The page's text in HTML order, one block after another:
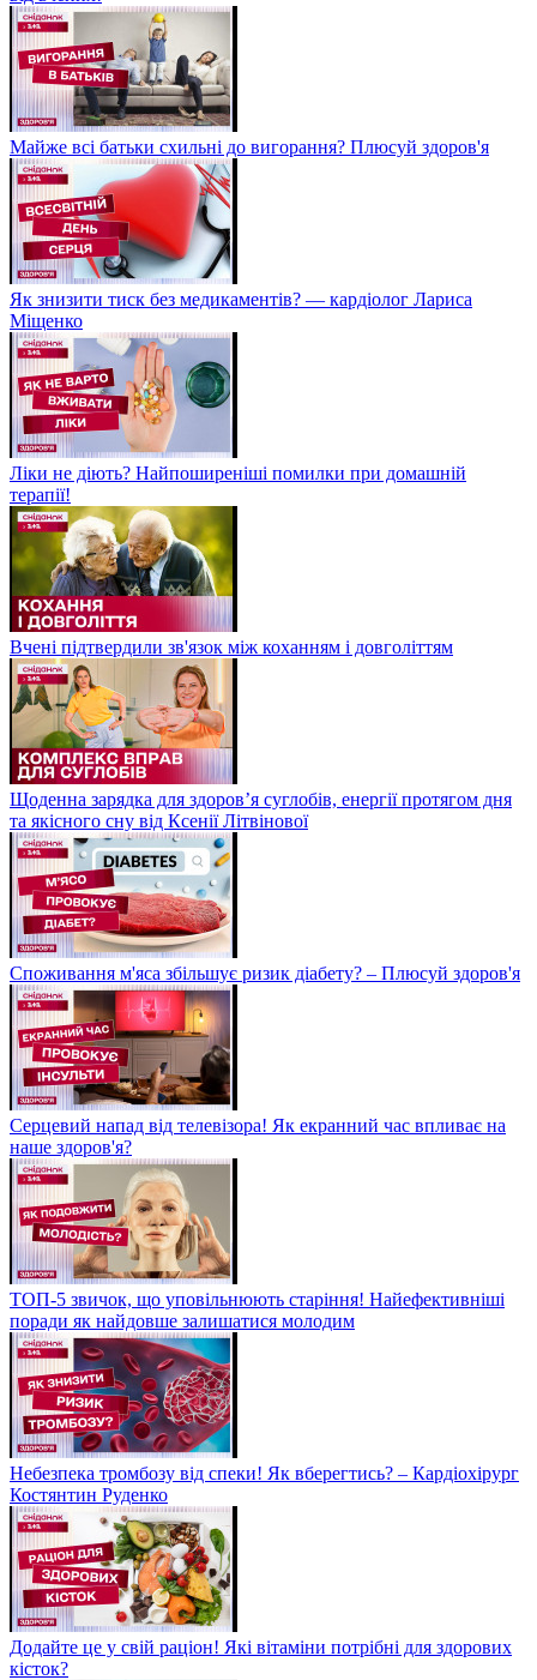
Майже всі батьки схильні до вигорання? Плюсуй здоров'я
Як знизити тиск без медикаментів? — кардіолог Лариса
Міщенко
Ліки не діють? Найпоширеніші помилки при домашній
терапії!
Вчені підтвердили зв'язок між коханням і довголіттям
Щоденна зарядка для здоров’я суглобів, енергії протягом дня
та якісного сну від Ксенії Літвінової
Споживання м'яса збільшує ризик діабету? – Плюсуй здоров'я
Серцевий напад від телевізора! Як екранний час впливає на
наше здоров'я?
ТОП-5 звичок, що уповільнюють старіння! Найефективніші
поради як найдовше залишатися молодим
Небезпека тромбозу від спеки! Як вберегтись? – Кардіохірург
Костянтин Руденко
Додайте це у свій раціон! Які вітаміни потрібні для здорових
кісток?